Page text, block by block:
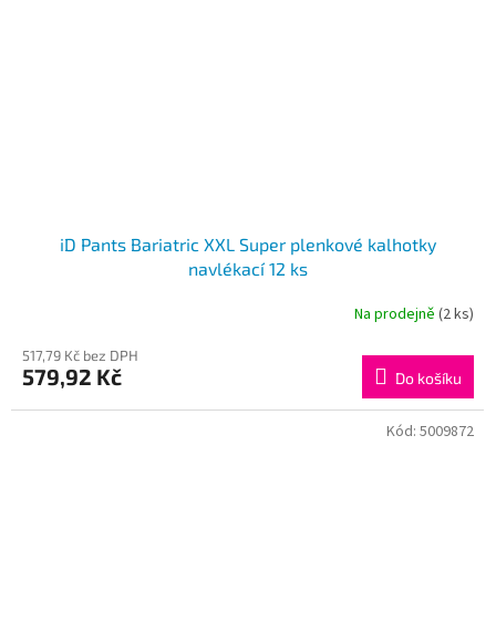
iD Pants Bariatric XXL Super plenkové kalhotky
navlékací 12 ks
Na prodejně (2 ks)
517,79 Kč bez DPH
579,92 Kč Do košíku
Kód: 5009872